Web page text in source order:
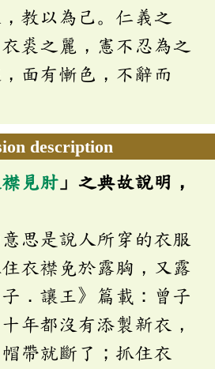
教以為己。仁義之
裘之麗，憲不忍為之
面有慚色，不辭而
description
見肘 」之典故說明，
思是說人所穿的衣服
衣襟免於露胸，又露
．讓王》篇載：曾子
年都沒有添製新衣，
帶就斷了；抓住衣